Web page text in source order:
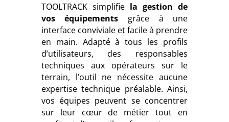
TOOLTRACK simplifie la gestion de
vos équipements grâce à une
interface conviviale et facile à prendre
en main. Adapté à tous les profils
d’utilisateurs, des responsables
techniques aux opérateurs sur le
terrain, l’outil ne nécessite aucune
expertise technique préalable. Ainsi,
vos équipes peuvent se concentrer
sur leur cœur de métier tout en